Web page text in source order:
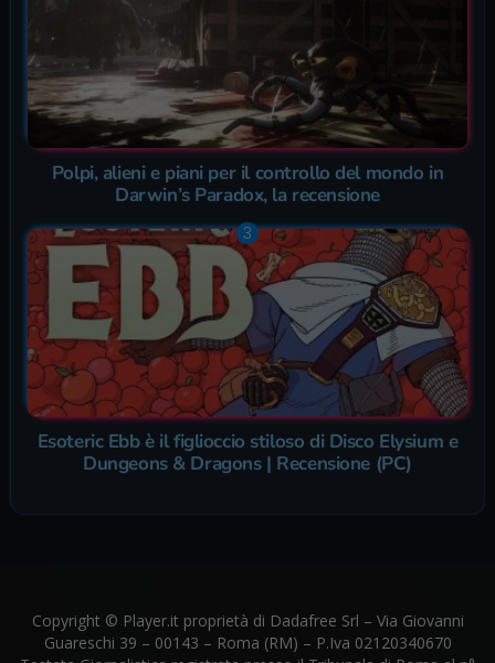
Polpi, alieni e piani per il controllo del mondo in
Darwin’s Paradox, la recensione
Esoteric Ebb è il figlioccio stiloso di Disco Elysium e
Dungeons & Dragons | Recensione (PC)
Copyright © Player.it proprietà di Dadafree Srl – Via Giovanni
Guareschi 39 – 00143 – Roma (RM) – P.Iva 02120340670